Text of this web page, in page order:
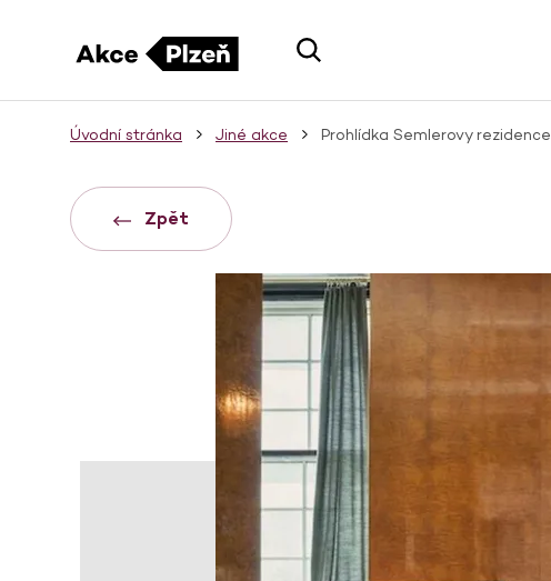
Úvodní stránka Jiné akce Prohlídka Semlerovy rezidence
Zpět